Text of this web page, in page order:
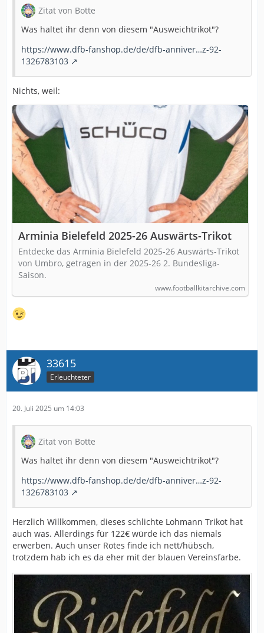
Zitat von Botte
Was haltet ihr denn von diesem "Ausweichtrikot"?
https://www.dfb-fanshop.de/de/dfb-anniver…z-92-
1326783103
Nichts, weil:
Arminia Bielefeld 2025-26 Auswärts-Trikot
Entdecke das Arminia Bielefeld 2025-26 Auswärts-Trikot
von Umbro, getragen in der 2025-26 2. Bundesliga-
Saison.
www.footballkitarchive.com
33615
Erleuchteter
20. Juli 2025 um 14:03
Zitat von Botte
Was haltet ihr denn von diesem "Ausweichtrikot"?
https://www.dfb-fanshop.de/de/dfb-anniver…z-92-
1326783103
Herzlich Willkommen, dieses schlichte Lohmann Trikot hat
auch was. Allerdings für 122€ würde ich das niemals
erwerben. Auch unser Rotes finde ich nett/hübsch,
trotzdem hab ich es da eher mit der blauen Vereinsfarbe.